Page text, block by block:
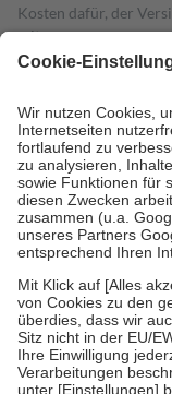
Kosten dafür, der
mit.
Grundsätzlich leisten
höchstens zehn Euro.
Kosten der Leistung
Diese Regeln gelten
Bei Heilmitteln und
Zuzahlung zehn
Verordnung.
Um das Engagement
stärken und die
fallenkeine
• Kindern und
mit Ausnahme der
• Untersuchungen zur
GKV getragen werden